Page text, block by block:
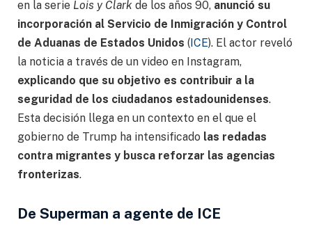
en la serie Lois y Clark de los años 90, anunció su
incorporación al Servicio de Inmigración y Control
de Aduanas de Estados Unidos (ICE). El actor reveló
la noticia a través de un video en Instagram,
explicando que su objetivo es contribuir a la
seguridad de los ciudadanos estadounidenses.
Esta decisión llega en un contexto en el que el
gobierno de Trump ha intensificado las redadas
contra migrantes y busca reforzar las agencias
fronterizas.
De Superman a agente de ICE